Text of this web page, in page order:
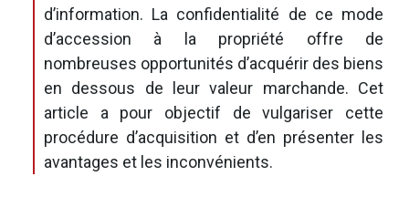
d’information. La confidentialité de ce mode
d’accession à la propriété offre de
nombreuses opportunités d’acquérir des biens
en dessous de leur valeur marchande. Cet
article a pour objectif de vulgariser cette
procédure d’acquisition et d’en présenter les
avantages et les inconvénients.